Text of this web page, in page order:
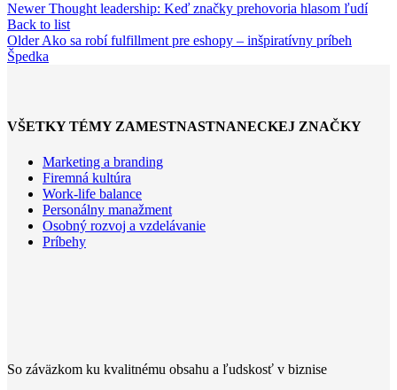
Newer Thought leadership: Keď značky prehovoria hlasom ľudí
Back to list
Older Ako sa robí fulfillment pre eshopy – inšpiratívny príbeh
Špedka
VŠETKY TÉMY ZAMESTNASTNANECKEJ ZNAČKY
Marketing a branding
Firemná kultúra
Work-life balance
Personálny manažment
Osobný rozvoj a vzdelávanie
Príbehy
So záväzkom ku kvalitnému obsahu a ľudskosť v biznise